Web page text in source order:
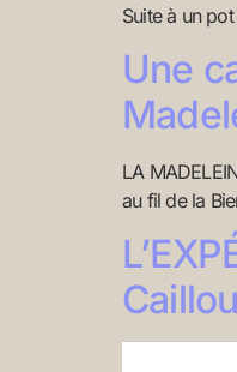
Suite à un
Une
LA
au fil de la